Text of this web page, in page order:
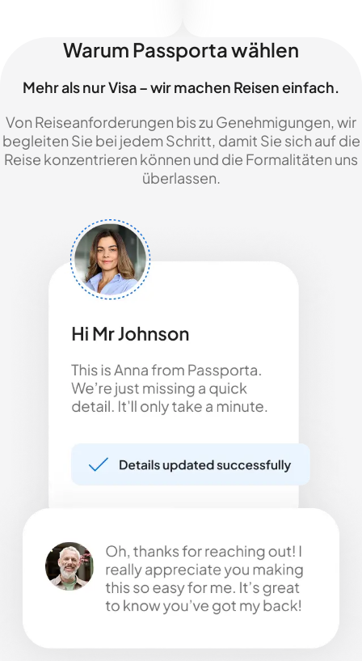
Warum Passporta wählen
Mehr als nur Visa – wir machen Reisen einfach.
Von Reiseanforderungen bis zu Genehmigungen, wir
begleiten Sie bei jedem Schritt, damit Sie sich auf die
Reise konzentrieren können und die Formalitäten uns
überlassen.